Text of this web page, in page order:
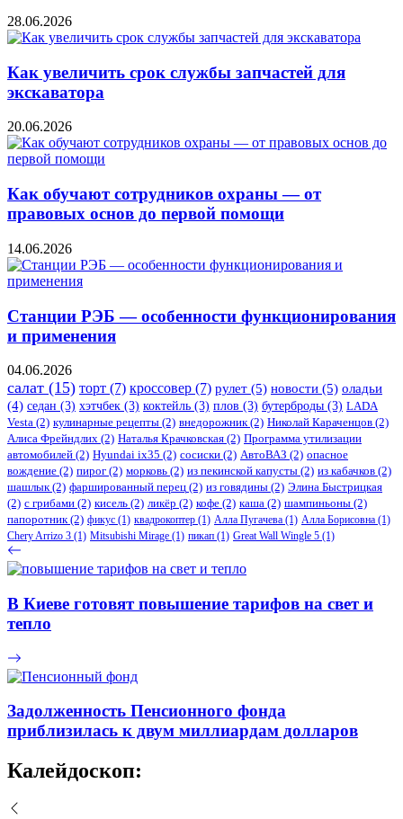
28.06.2026
Как увеличить срок службы запчастей для
экскаватора
20.06.2026
Как обучают сотрудников охраны — от
правовых основ до первой помощи
14.06.2026
Станции РЭБ — особенности функционирования
и применения
04.06.2026
салат (15) торт (7) кроссовер (7) рулет (5) новости (5) оладьи
(4) седан (3) хэтчбек (3) коктейль (3) плов (3) бутерброды (3) LADA
Vesta (2) кулинарные рецепты (2) внедорожник(2) Николай Караченцов (2)
Алиса Фрейндлих (2) Наталья Крачковская (2) Программа утилизации
автомобилей (2) ​Hyundai ix35 (2) сосиски (2) АвтоВАЗ (2) опасное
вождение (2) пирог (2) морковь (2) из пекинской капусты (2) из кабачков (2)
шашлык(2) фаршированный перец (2) из говядины (2) Элина Быстрицкая
(2) с грибами (2) кисель (2) ликёр (2) кофе (2) каша (2) шампиньоны (2)
папоротник(2) фикус (1) квадрокоптер (1) Алла Пугачева (1) Алла Борисовна (1)
Chery Arrizo 3 (1) Mitsubishi Mirage (1) пикап (1) Great Wall Wingle 5 (1)
В Киеве готовят повышение тарифов на свет и
тепло
Задолженность Пенсионного фонда
приблизилась к двум миллиардам долларов
Калейдоскоп: